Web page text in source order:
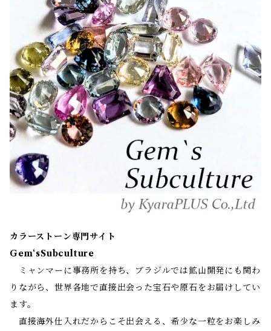
カラーストーン専門サイト
Gem‘sSubculture
ミャンマーに事務所を持ち、ブラジルでは鉱山開発にも関わ
りながら、世界各地で直接出会った宝石や原石をお届けしてい
ます。
直接海外仕入れだからこそ出会える、希少な一粒をお楽しみ